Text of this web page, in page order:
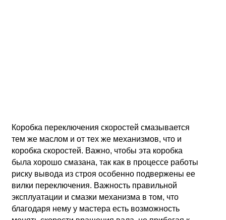
Коробка переключения скоростей смазывается
тем же маслом и от тех же механизмов, что и
коробка скоростей. Важно, чтобы эта коробка
была хорошо смазана, так как в процессе работы
риску вывода из строя особенно подвержены ее
вилки переключения. Важность правильной
эксплуатации и смазки механизма в том, что
благодаря нему у мастера есть возможность